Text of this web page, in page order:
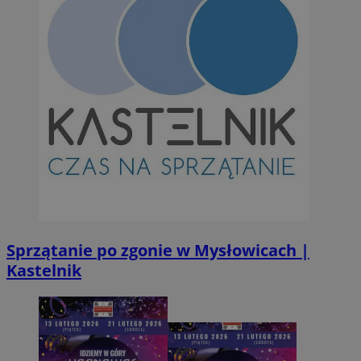
Sprzątanie po zgonie w Mysłowicach |
Kastelnik
INGRESSCOOKIE
bh.contextweb.com
CookieScriptConsent
CookieScript
m-ce.pl